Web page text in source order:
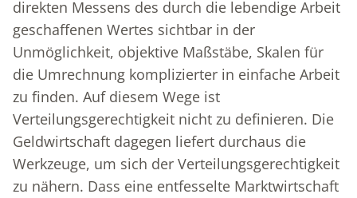
direkten Messens des durch die lebendige Arbeit
geschaffenen Wertes sichtbar in der
Unmöglichkeit, objektive Maßstäbe, Skalen für
die Umrechnung komplizierter in einfache Arbeit
zu finden. Auf diesem Wege ist
Verteilungsgerechtigkeit nicht zu definieren. Die
Geldwirtschaft dagegen liefert durchaus die
Werkzeuge, um sich der Verteilungsgerechtigkeit
zu nähern. Dass eine entfesselte Marktwirtschaft